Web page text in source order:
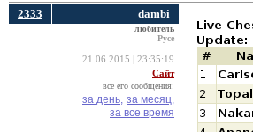
2333 dambi
любитель
Русе
21.06.2015 | 23:35:19
Сайт
все его сообщения:
за день, за месяц,
за все время